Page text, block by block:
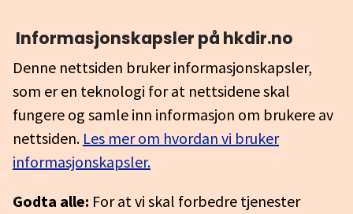
Informasjonskapsler på hkdir.no
Denne nettsiden bruker informasjonskapsler,
som er en teknologi for at nettsidene skal
fungere og samle inn informasjon om brukere av
nettsiden. Les mer om hvordan vi bruker
informasjonskapsler.
Godta alle: For at vi skal forbedre tjenester